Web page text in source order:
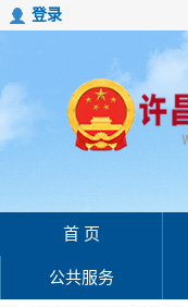
登录
首 页
公共服务